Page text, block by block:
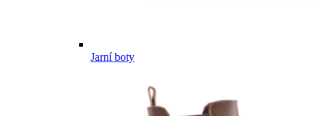
Jarní boty